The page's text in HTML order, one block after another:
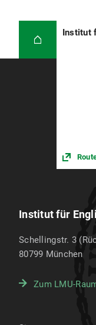
Institut
Institut für
Schellingstr. 3
80799 München
Zum LMU-